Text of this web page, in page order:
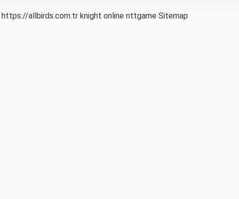
https://allbirds.com.tr knight online nttgame Sitemap